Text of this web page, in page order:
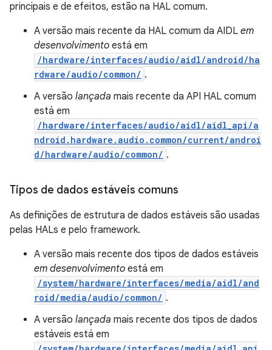
principais e de efeitos, estão na HAL comum.
A versão mais recente da HAL comum da AIDL em
desenvolvimento está em
/hardware/interfaces/audio/aidl/android/ha
rdware/audio/common/ .
A versão lançada mais recente da API HAL comum
está em
/hardware/interfaces/audio/aidl/aidl_api/a
ndroid.hardware.audio.common/current/androi
d/hardware/audio/common/ .
Tipos de dados estáveis comuns
As definições de estrutura de dados estáveis são usadas
pelas HALs e pelo framework.
A versão mais recente dos tipos de dados estáveis
em desenvolvimento está em
/system/hardware/interfaces/media/aidl/and
roid/media/audio/common/ .
A versão lançada mais recente dos tipos de dados
estáveis está em